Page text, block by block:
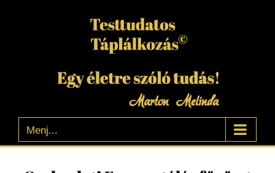
Menj...